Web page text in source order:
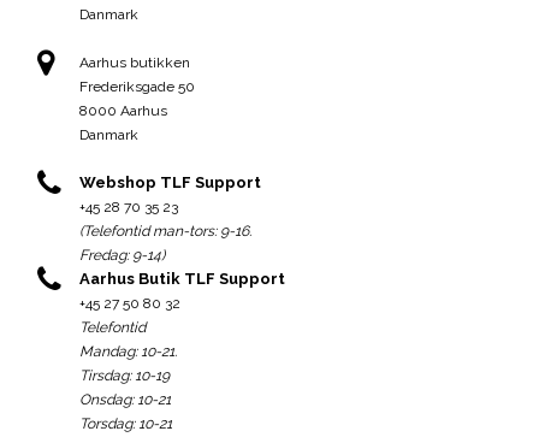
Danmark
Aarhus butikken
Frederiksgade 50
8000 Aarhus
Danmark
Webshop TLF Support
+45 28 70 35 23
(Telefontid man-tors: 9-16.
Fredag: 9-14)
Aarhus Butik TLF Support
+45 27 50 80 32
Telefontid
Mandag: 10-21.
Tirsdag: 10-19
Onsdag: 10-21
Torsdag: 10-21